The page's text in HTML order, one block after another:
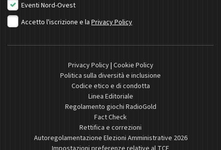
Eventi Nord-Ovest
Accetto l'iscrizione e la Privacy Policy
Privacy Policy| Cookie Policy
Politica sulla diversità e inclusione
Codice etico e di condotta
Linea Editoriale
Regolamento giochi RadioGold
Fact Check
Rettifica e correzioni
Autoregolamentazione Elezioni Amministrative 2026